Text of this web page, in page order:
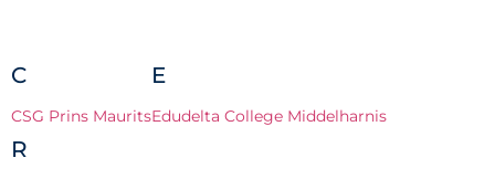
C
CSG Prins Maurits
E
Edudelta College Middelharnis
R